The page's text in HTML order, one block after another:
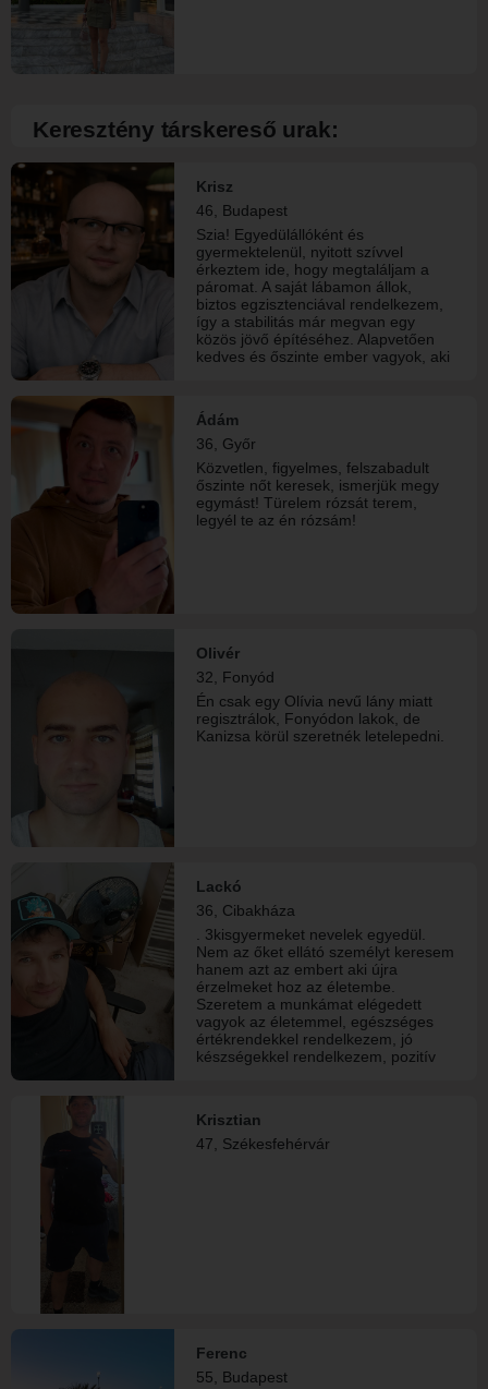
Keresztény társkereső urak:
Krisz
46, Budapest
Szia! Egyedülállóként és
gyermektelenül, nyitott szívvel
érkeztem ide, hogy megtaláljam a
páromat. A saját lábamon állok,
biztos egzisztenciával rendelkezem,
így a stabilitás már megvan egy
közös jövő építéséhez. Alapvetően
kedves és őszinte ember vagyok, aki
kapcsolatban számomra a hűség és
a kölcsönös tisztelet magától
értetődő alapérték. Szerencsére a
humornak sem vagyok híján, a
nevetést a mindennapok
elengedhetetlen kellékének tartom.
Ha te is egy tartalmas, stabil és
vidám kapcsolatra vágysz, írj bátran
Ádám
36, Győr
Közvetlen, figyelmes, felszabadult
őszinte nőt keresek, ismerjük megy
egymást! Türelem rózsát terem,
legyél te az én rózsám!
Olivér
32, Fonyód
Én csak egy Olívia nevű lány miatt
regisztrálok, Fonyódon lakok, de
Kanizsa körül szeretnék letelepedni.
Lackó
36, Cibakháza
. 3kisgyermeket nevelek egyedül.
Nem az őket ellátó személyt keresem
hanem azt az embert aki újra
érzelmeket hoz az életembe.
Szeretem a munkámat elégedett
vagyok az életemmel, egészséges
értékrendekkel rendelkezem, jó
készségekkel rendelkezem, pozitív
számomra a kölcsönös tisztelet és a
bizalom.
Krisztian
47, Székesfehérvár
Ferenc
55, Budapest